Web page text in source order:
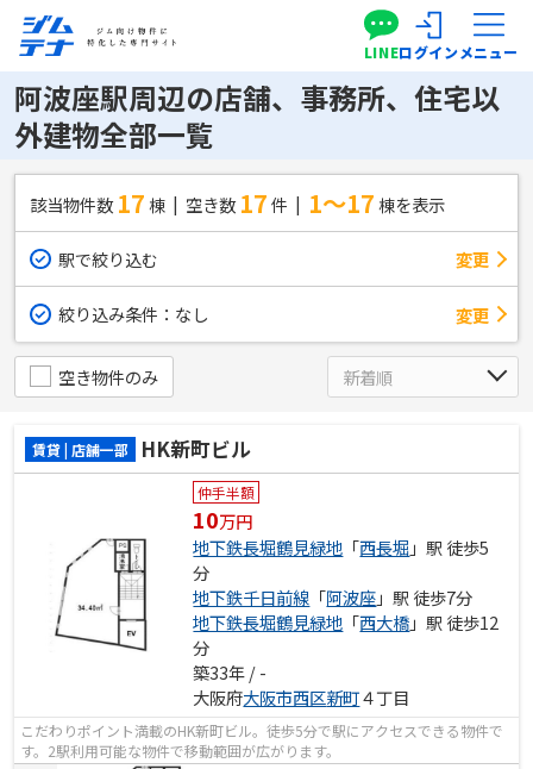
LINEログインメニュー
阿波座駅周辺の店舗、事務所、住宅以
外建物全部一覧
該当物件数 17棟 空き数 17件 1～17棟を表示
駅で絞り込む 変更
絞り込み条件： なし 変更
空き物件のみ
賃貸 | 店舗一部 HK新町ビル
仲手半額
10万円
地下鉄長堀鶴見緑地 「西長堀」駅 徒歩5
分
地下鉄千日前線 「阿波座」駅 徒歩7分
地下鉄長堀鶴見緑地 「西大橋」駅 徒歩12
分
築33年 / -
大阪府大阪市西区新町４丁目
こだわりポイント満載のHK新町ビル。徒歩5分で駅にアクセスできる物件で
す。2駅利用可能な物件で移動範囲が広がります。